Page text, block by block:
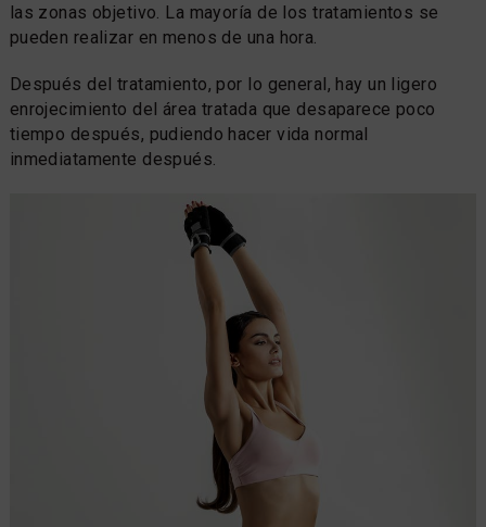
las zonas objetivo. La mayoría de los tratamientos se
pueden realizar en menos de una hora.
Después del tratamiento, por lo general, hay un ligero
enrojecimiento del área tratada que desaparece poco
tiempo después, pudiendo hacer vida normal
inmediatamente después.